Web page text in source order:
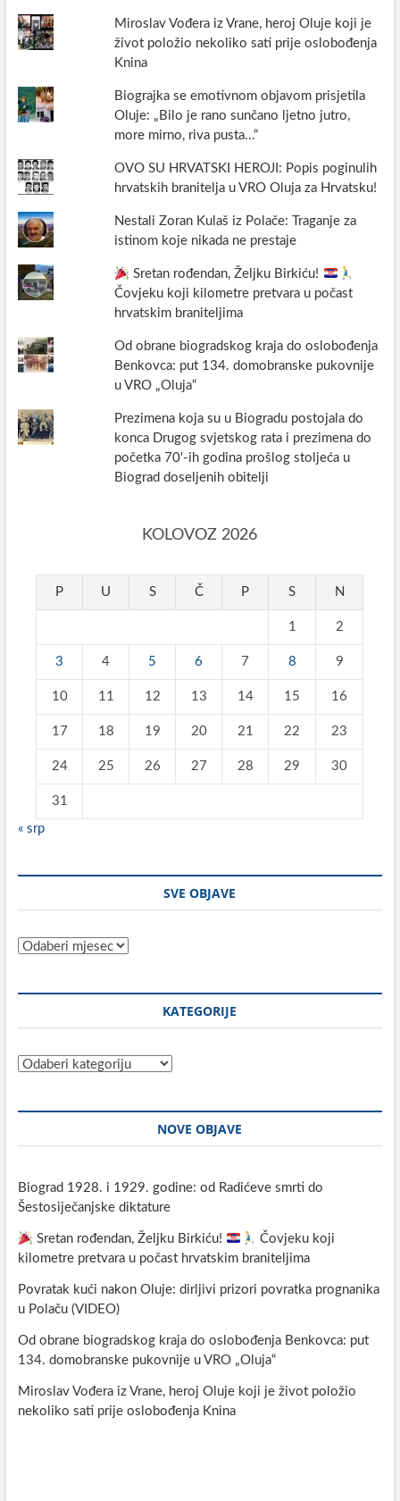
Miroslav Vođera iz Vrane, heroj Oluje koji je
život položio nekoliko sati prije oslobođenja
Knina
Biograjka se emotivnom objavom prisjetila
Oluje: „Bilo je rano sunčano ljetno jutro,
more mirno, riva pusta...“
OVO SU HRVATSKI HEROJI: Popis poginulih
hrvatskih branitelja u VRO Oluja za Hrvatsku!
Nestali Zoran Kulaš iz Polače: Traganje za
istinom koje nikada ne prestaje
Sretan rođendan, Željku Birkiću!
Čovjeku koji kilometre pretvara u počast
hrvatskim braniteljima
Od obrane biogradskog kraja do oslobođenja
Benkovca: put 134. domobranske pukovnije
u VRO „Oluja“
Prezimena koja su u Biogradu postojala do
konca Drugog svjetskog rata i prezimena do
početka 70'-ih godina prošlog stoljeća u
Biograd doseljenih obitelji
KOLOVOZ 2026
P U S Č P S N
1 2
3 4 5 6 7 8 9
10 11 12 13 14 15 16
17 18 19 20 21 22 23
24 25 26 27 28 29 30
31
« srp
SVE OBJAVE
Sve
KATEGORIJE
Kategorije
NOVE OBJAVE
Biograd 1928. i 1929. godine: od Radićeve smrti do
Šestosiječanjske diktature
Sretan rođendan, Željku Birkiću!
Čovjeku koji
kilometre pretvara u počast hrvatskim braniteljima
Povratak kući nakon Oluje: dirljivi prizori povratka prognanika
u Polaču (VIDEO)
Od obrane biogradskog kraja do oslobođenja Benkovca: put
134. domobranske pukovnije u VRO „Oluja“
Miroslav Vođera iz Vrane, heroj Oluje koji je život položio
nekoliko sati prije oslobođenja Knina